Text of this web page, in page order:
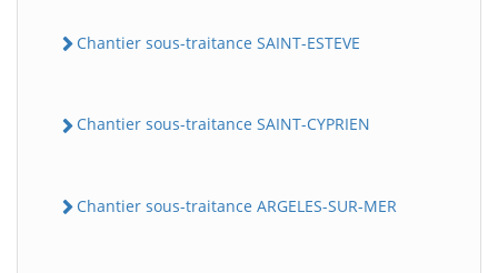
Chantier sous-traitance SAINT-ESTEVE
Chantier sous-traitance SAINT-CYPRIEN
Chantier sous-traitance ARGELES-SUR-MER